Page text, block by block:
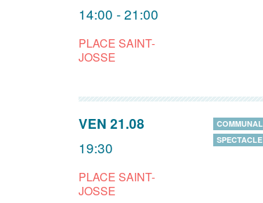
14:00 - 21:00
PLACE SAINT-
JOSSE
VEN 21.08
19:30
PLACE SAINT-
JOSSE
COMMUNAL
SPECTACLE